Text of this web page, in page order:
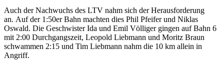
Auch der Nachwuchs des LTV nahm sich der Herausforderung
an. Auf der 1:50er Bahn machten dies Phil Pfeifer und Niklas
Oswald. Die Geschwister Ida und Emil Völliger gingen auf Bahn 6
mit 2:00 Durchgangszeit, Leopold Liebmann und Moritz Braun
schwammen 2:15 und Tim Liebmann nahm die 10 km allein in
Angriff.